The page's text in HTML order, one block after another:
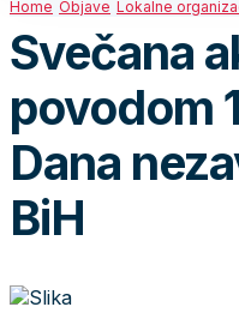
Home Objave Lokalne
Svečana
povodom
Dana
BiH